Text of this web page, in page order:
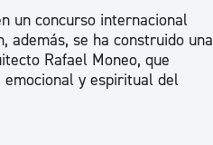
un concurso internacional
además, se ha construido una
Rafael Moneo, que
y espiritual del